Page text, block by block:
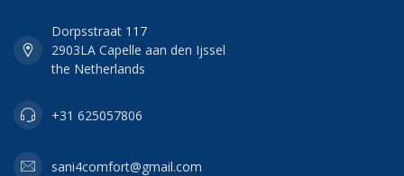
Dorpsstraat 117
2903LA Capelle aan den Ijssel
the Netherlands
+31 625057806
sani4comfort@gmail.com